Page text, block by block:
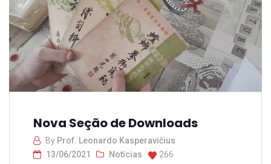
Nova Seção de Downloads
By Prof. Leonardo Kasperavičius
13/06/2021
Notícias 266